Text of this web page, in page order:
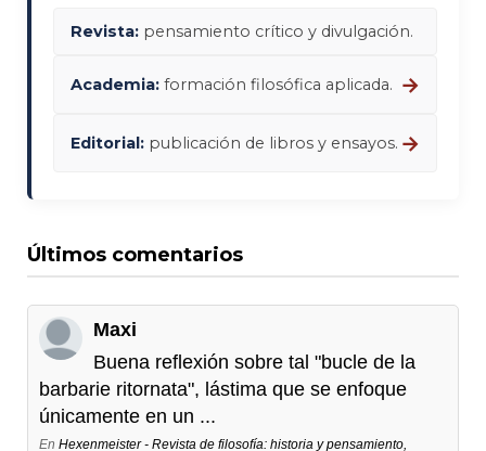
Revista: pensamiento crítico y divulgación.
Academia: formación filosófica aplicada. →
Editorial: publicación de libros y ensayos. →
Últimos comentarios
Maxi
Buena reflexión sobre tal "bucle de la
barbarie ritornata", lástima que se enfoque
únicamente en un ...
En Hexenmeister - Revista de filosofía: historia y pensamiento,